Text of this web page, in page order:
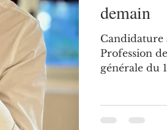
demain
Candidature
Profession